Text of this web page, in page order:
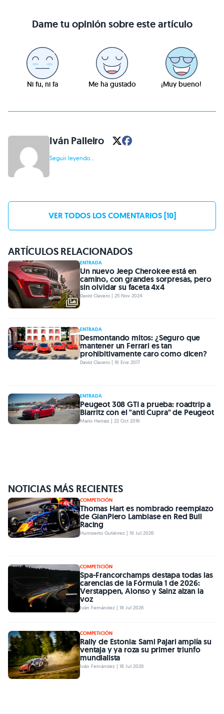
Dame tu opinión sobre este artículo
Ni fu, ni fa Me ha gustado ¡Muy bueno!
Iván Palleiro
Seguir leyendo...
VER TODOS LOS COMENTARIOS [10]
ARTÍCULOS RELACIONADOS
ENTRADA
Un nuevo Jeep Cherokee está en
camino, con grandes sorpresas, pero
sin olvidar su faceta 4x4
David Clavero | 25 Nov 2024
ENTRADA
Desmontando mitos: ¿Seguro que
mantener un Ferrari es tan
prohibitivamente caro como dicen?
David Clavero | 16 Ene 2017
ENTRADA
Peugeot 308 GTI a prueba: roadtrip a
Biarritz con el "anti Cupra" de Peugeot
Mario Herraiz | 22 Oct 2016
NOTICIAS MÁS RECIENTES
COMPETICIÓN
Thomas Hart es nombrado reemplazo
de GianPiero Lambiase en Red Bull
Racing
Humberto Gutiérrez | 19 Jul 2026
COMPETICIÓN
Spa-Francorchamps destapa todas las
carencias de la Fórmula 1 de 2026:
Verstappen, Alonso y Sainz alzan la
voz
Iván Fernández | 18 Jul 2026
COMPETICIÓN
Rally de Estonia: Sami Pajari amplía su
ventaja y ya roza su primer triunfo
mundialista
Iván Fernández | 18 Jul 2026